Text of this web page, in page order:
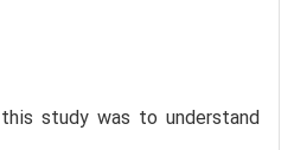
study was to understand